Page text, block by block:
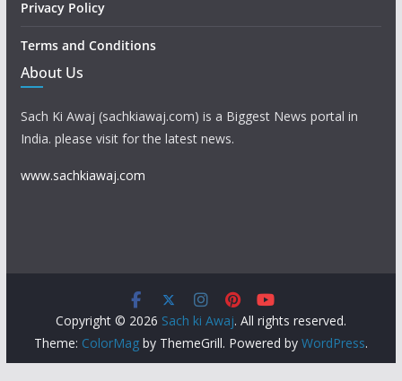
Privacy Policy
Terms and Conditions
About Us
Sach Ki Awaj (sachkiawaj.com) is a Biggest News portal in
India. please visit for the latest news.
www.sachkiawaj.com
Copyright © 2026 Sach ki Awaj. All rights reserved.
Theme: ColorMagby ThemeGrill. Powered by WordPress.